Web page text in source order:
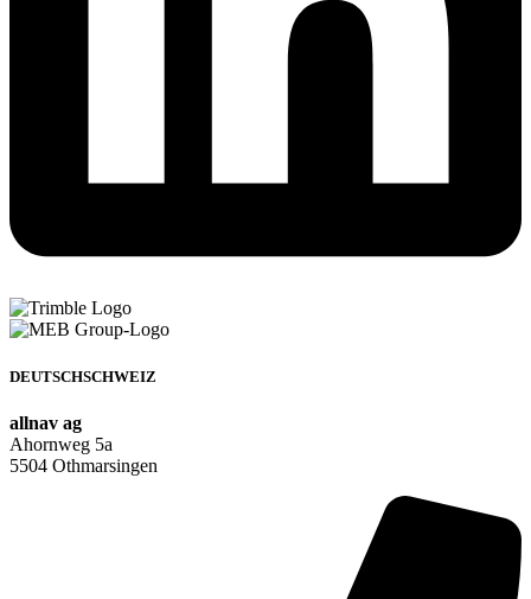
DEUTSCHSCHWEIZ
allnav ag
Ahornweg 5a
5504 Othmarsingen